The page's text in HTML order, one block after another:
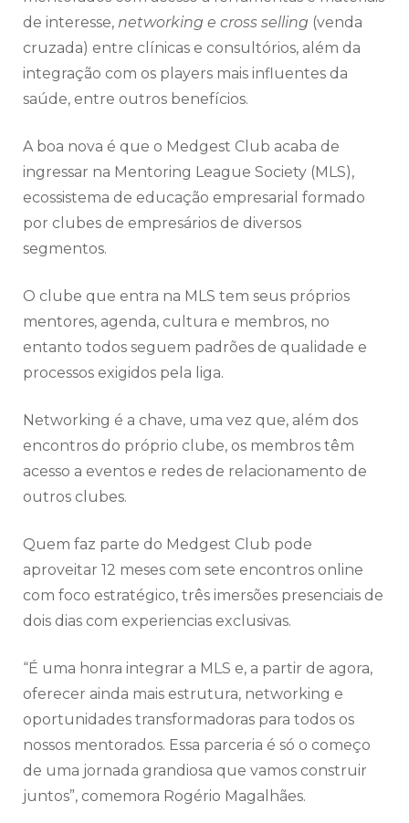
de interesse, networking e cross selling (venda
cruzada) entre clínicas e consultórios, além da
integração com os players mais influentes da
saúde, entre outros benefícios.
A boa nova é que o Medgest Club acaba de
ingressar na Mentoring League Society (MLS),
ecossistema de educação empresarial formado
por clubes de empresários de diversos
segmentos.
O clube que entra na MLS tem seus próprios
mentores, agenda, cultura e membros, no
entanto todos seguem padrões de qualidade e
processos exigidos pela liga.
Networking é a chave, uma vez que, além dos
encontros do próprio clube, os membros têm
acesso a eventos e redes de relacionamento de
outros clubes.
Quem faz parte do Medgest Club pode
aproveitar 12 meses com sete encontros online
com foco estratégico, três imersões presenciais de
dois dias com experiencias exclusivas.
“É uma honra integrar a MLS e, a partir de agora,
oferecer ainda mais estrutura, networking e
oportunidades transformadoras para todos os
nossos mentorados. Essa parceria é só o começo
de uma jornada grandiosa que vamos construir
juntos”, comemora Rogério Magalhães.